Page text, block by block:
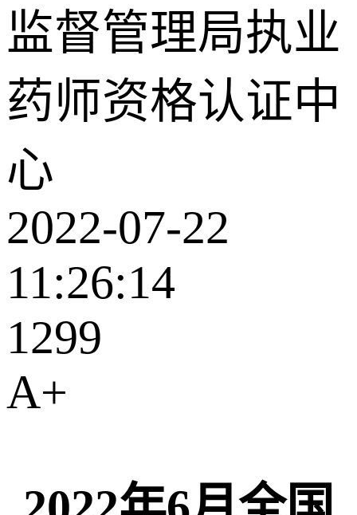
监督管理局执业
药师资格认证中
心
2022-07-22
11:26:14
1299
A+